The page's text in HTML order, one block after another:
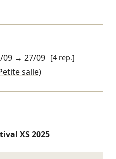
09 →27/09 [4 rep.]
salle)
XS2025